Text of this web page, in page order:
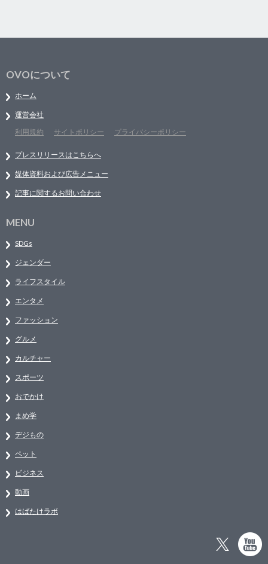
OVOについて
ホーム
運営会社
利用規約
サイトポリシー プライバシーポリシー
プレスリリースはこちらへ
媒体資料および広告メニュー
記事に関するお問い合わせ
MENU
SDGs
ジェンダー
ライフスタイル
エンタメ
ファッション
グルメ
カルチャー
スポーツ
おでかけ
まめ学
デジもの
ペット
ビジネス
動画
はばたけラボ